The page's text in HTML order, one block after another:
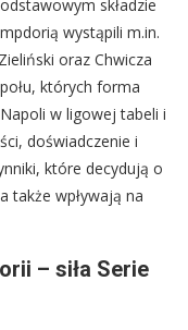
składzie
wystąpili m.in.
oraz Chwicza
których forma
w ligowej tabeli i
doświadczenie i
które decydują o
także wpływają na
– siła Serie